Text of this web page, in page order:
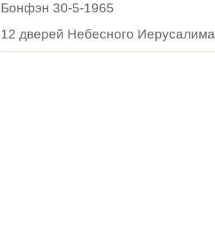
Бонфэн 30-5-1965
12 дверей Небесного Иерусалима